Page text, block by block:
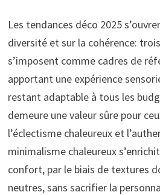
Les tendances déco 2025
diversité et sur la cohérence:
s’imposent comme cadres de
apportant une expérience
restant adaptable à tous les
demeure une valeur sûre pour
l’éclectisme chaleureux et
minimalisme chaleureux
confort, par le biais de textures
neutres, sans sacrifier la